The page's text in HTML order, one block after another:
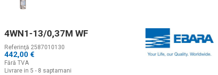
4WN1-13/0,37M WF
Referinţă 2587010130
442,00 €
Fără TVA
Livrare in 5 - 8 saptamani